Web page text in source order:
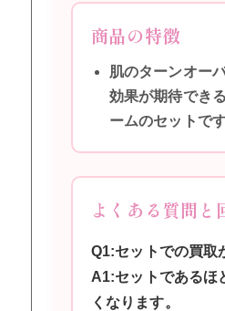
商品の特徴
肌のターンオー
効果が期待でき
ームのセットです
よくある質問と
Q1:セットでの買取
A1:セットであるほ
くなります。